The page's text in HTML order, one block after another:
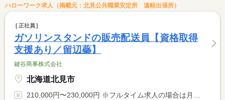
ハローワーク求人（掲載元：北見公共職業安定所 遠軽出張所）
正社員
ガソリンスタンドの販売配送員【資格取得
支援あり／留辺蘂】
鍵谷商事株式会社
北海道北見市
210,000円〜230,000円 ※フルタイム求人の場合は月額（換算額）、パート求人の場合は時間額を表示しています。